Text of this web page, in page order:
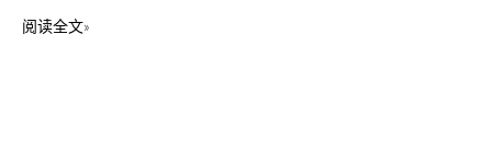
阅读全文